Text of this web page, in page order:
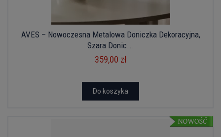
AVES – Nowoczesna Metalowa Doniczka Dekoracyjna,
Szara Donic...
359,00 zł
Do koszyka